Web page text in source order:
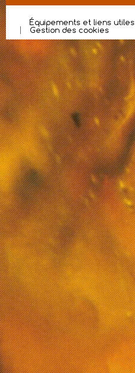
Équipements et liens utiles
Gestion des cookies